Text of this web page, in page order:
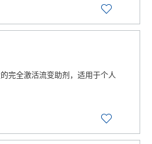
完全激活流变助剂，适用于个人